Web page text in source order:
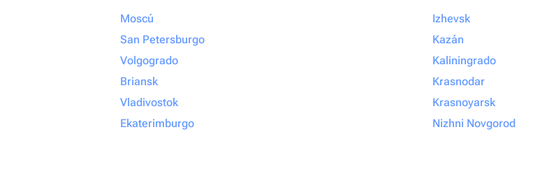
Moscú
San Petersburgo
Volgogrado
Briansk
Vladivostok
Ekaterimburgo
Izhevsk
Kazán
Kaliningrado
Krasnodar
Krasnoyarsk
Nizhni Novgorod